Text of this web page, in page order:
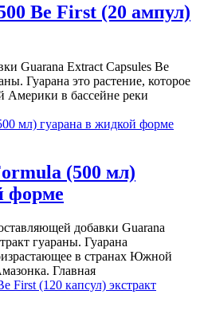
Be First (20 ампул)
Guarana Extract Capsules Be
Гуарана это растение, которое
Америки в бассейне реки
(500 мл)
форме
добавки Guarana
гуараны. Гуарана
в странах Южной
Главная